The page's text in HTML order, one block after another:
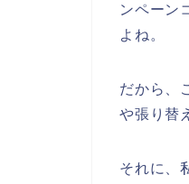
ンペーン
よね。
だから、
や張り替
それに、